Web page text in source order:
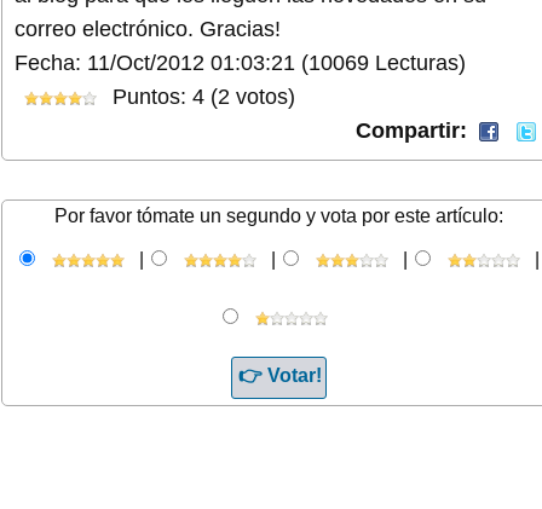
correo electrónico. Gracias!
Fecha: 11/Oct/2012 01:03:21 (10069 Lecturas)
Puntos: 4 (2 votos)
Compartir:
Por favor tómate un segundo y vota por este artículo: